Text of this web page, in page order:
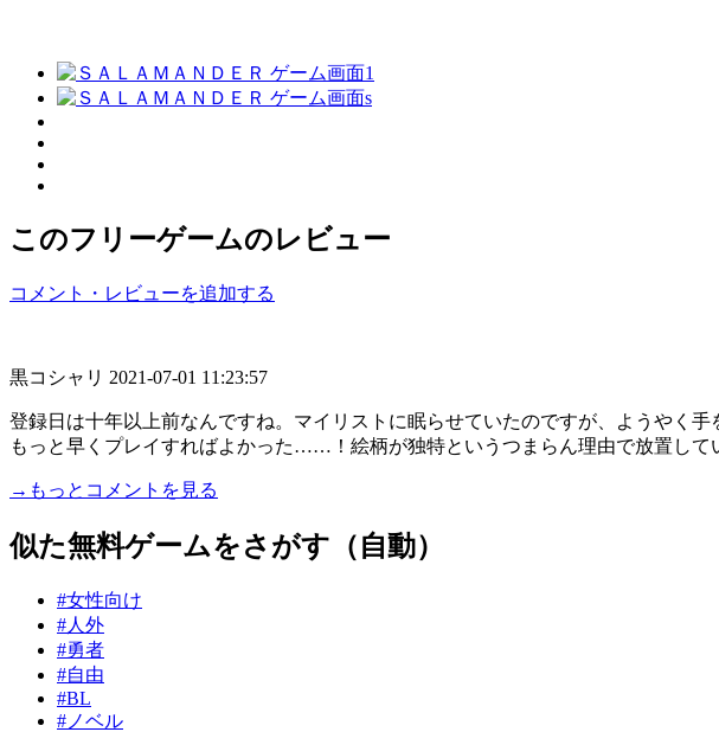
このフリーゲームのレビュー
コメント・レビューを追加する
黒コシャリ 2021-07-01 11:23:57
登録日は十年以上前なんですね。マイリストに眠らせていたのですが、ようやく手
もっと早くプレイすればよかった……！絵柄が独特というつまらん理由で放置して
→もっとコメントを見る
似た無料ゲームをさがす（自動）
#女性向け
#人外
#勇者
#自由
#BL
#ノベル